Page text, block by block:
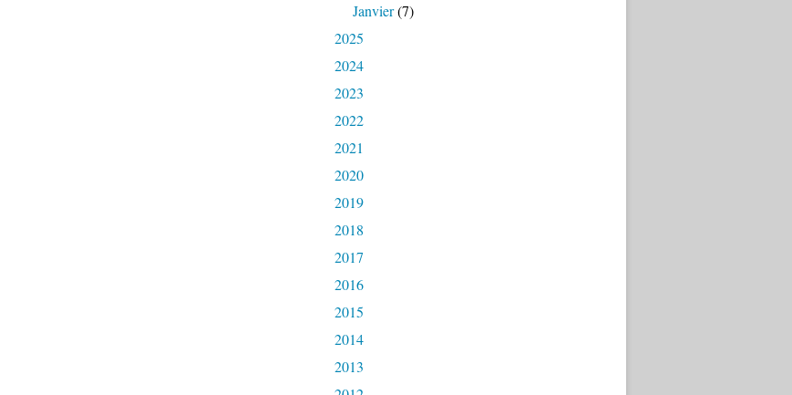
Janvier(7)
2025
2024
2023
2022
2021
2020
2019
2018
2017
2016
2015
2014
2013